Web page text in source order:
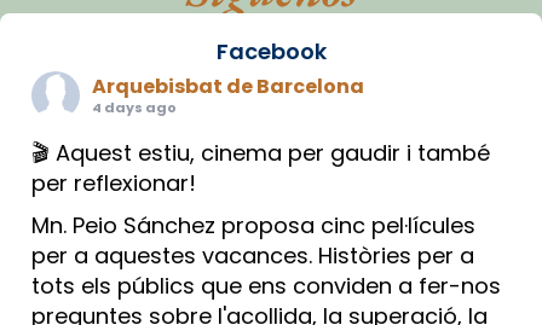
Facebook
Arquebisbat de Barcelona
4 days ago
🎬 Aquest estiu, cinema per gaudir i també
per reflexionar!
Mn. Peio Sánchez proposa cinc pel·lícules
per a aquestes vacances. Històries per a
tots els públics que ens conviden a fer-nos
preguntes sobre l'acollida, la superació, la